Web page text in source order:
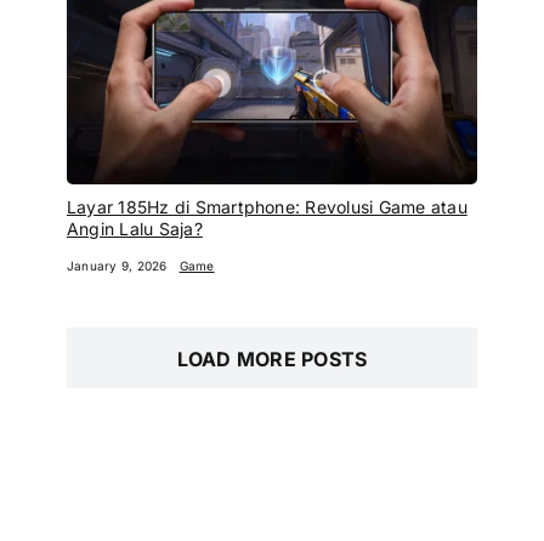
Layar 185Hz di Smartphone: Revolusi Game atau
Angin Lalu Saja?
January 9, 2026 Game
LOAD MORE POSTS